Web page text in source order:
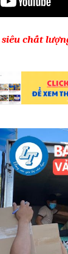
chất